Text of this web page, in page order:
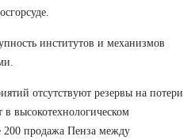
институтов и механизмов
отсутствуют резервы на потери
высокотехнологическом
продажа Пенза между